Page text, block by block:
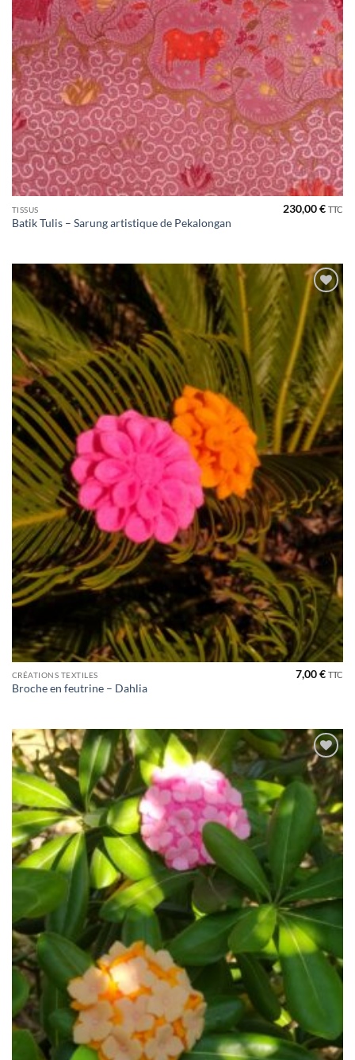
TISSUS
Batik Tulis – Sarung artistique de Pekalongan
230,00€ TTC
Ajouter
à la liste
de
souhaits
CRÉATIONS TEXTILES
Broche en feutrine – Dahlia
7,00€ TTC
Ajouter
à la liste
de
souhaits